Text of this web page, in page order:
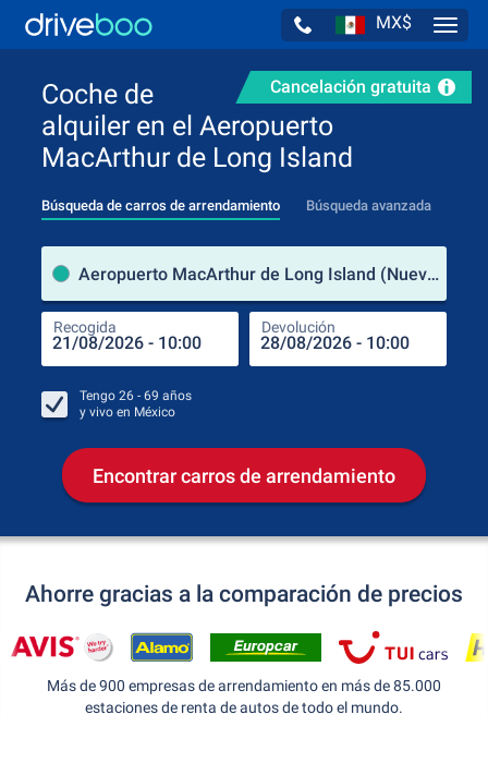
MX$
Cancelación gratuita
Coche de
alquiler en el Aeropuerto
MacArthur de Long Island
Búsqueda de carros de arrendamiento Búsqueda avanzada
Aeropuerto MacArthur de Long Island (Nueva York / Estados Unidos de América)
Recogida Devolución
Tengo 26 - 69 años
y vivo en México
Encontrar carros de arrendamiento
Ahorre gracias a la comparación de precios
Más de 900 empresas de arrendamiento en más de 85.000
estaciones de renta de autos de todo el mundo.